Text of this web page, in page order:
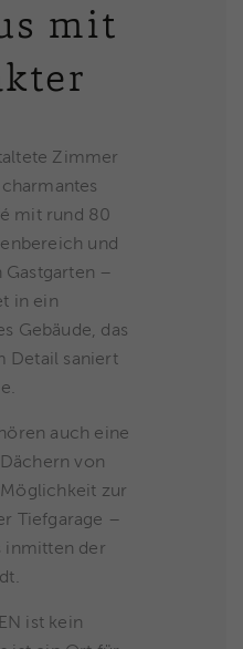
mit
Zimmer
mit rund 80
und
–
in ein
Gebäude, das
Detail saniert
auch eine
von
zur
Tiefgarage –
inmitten der
ist kein